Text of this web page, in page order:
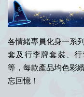
各情緒專員化身一系
套及行李牌套裝、
等，每款產品均色彩
忘回憶！